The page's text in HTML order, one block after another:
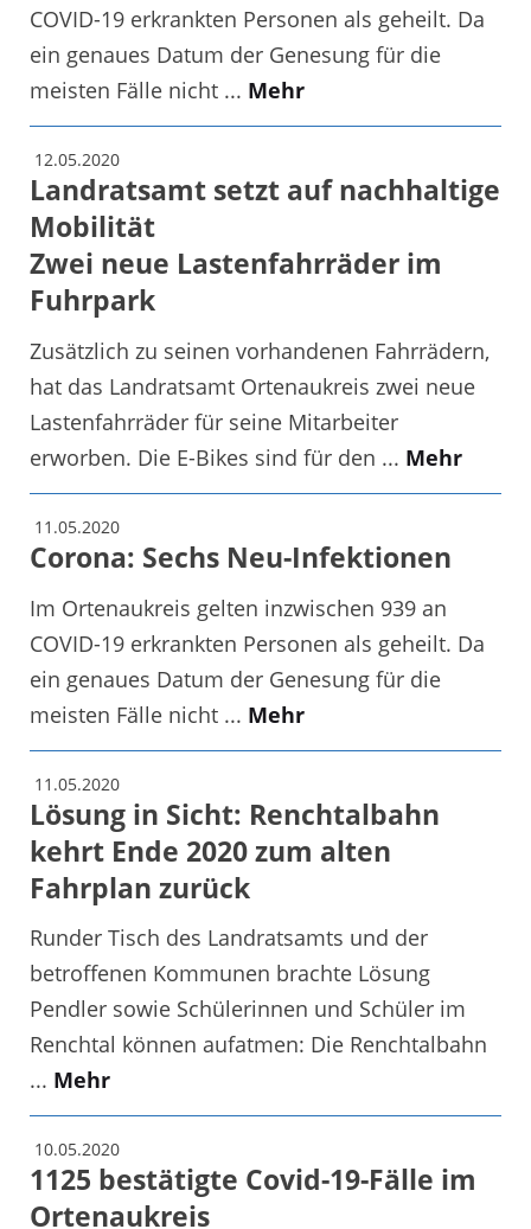
COVID-19 erkrankten Personen als geheilt. Da
ein genaues Datum der Genesung für die
meisten Fälle nicht ... Mehr
12.05.2020
Landratsamt setzt auf nachhaltige
Mobilität
Zwei neue Lastenfahrräder im
Fuhrpark
Zusätzlich zu seinen vorhandenen Fahrrädern,
hat das Landratsamt Ortenaukreis zwei neue
Lastenfahrräder für seine Mitarbeiter
erworben. Die E-Bikes sind für den ... Mehr
11.05.2020
Corona: Sechs Neu-Infektionen
Im Ortenaukreis gelten inzwischen 939 an
COVID-19 erkrankten Personen als geheilt. Da
ein genaues Datum der Genesung für die
meisten Fälle nicht ... Mehr
11.05.2020
Lösung in Sicht: Renchtalbahn
kehrt Ende 2020 zum alten
Fahrplan zurück
Runder Tisch des Landratsamts und der
betroffenen Kommunen brachte Lösung
Pendler sowie Schülerinnen und Schüler im
Renchtal können aufatmen: Die Renchtalbahn
... Mehr
10.05.2020
1125 bestätigte Covid-19-Fälle im
Ortenaukreis